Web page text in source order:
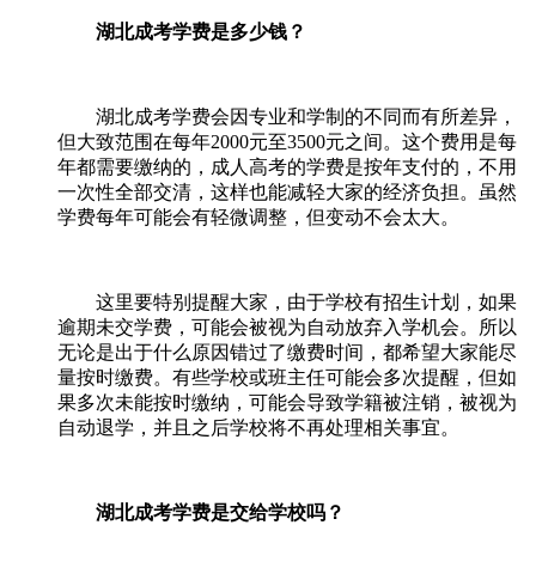
湖北成考学费是多少钱？
湖北成考学费会因专业和学制的不同而有所差异，
但大致范围在每年2000元至3500元之间。这个费用是每
年都需要缴纳的，成人高考的学费是按年支付的，不用
一次性全部交清，这样也能减轻大家的经济负担。虽然
学费每年可能会有轻微调整，但变动不会太大。
这里要特别提醒大家，由于学校有招生计划，如果
逾期未交学费，可能会被视为自动放弃入学机会。所以
无论是出于什么原因错过了缴费时间，都希望大家能尽
量按时缴费。有些学校或班主任可能会多次提醒，但如
果多次未能按时缴纳，可能会导致学籍被注销，被视为
自动退学，并且之后学校将不再处理相关事宜。
湖北成考学费是交给学校吗？